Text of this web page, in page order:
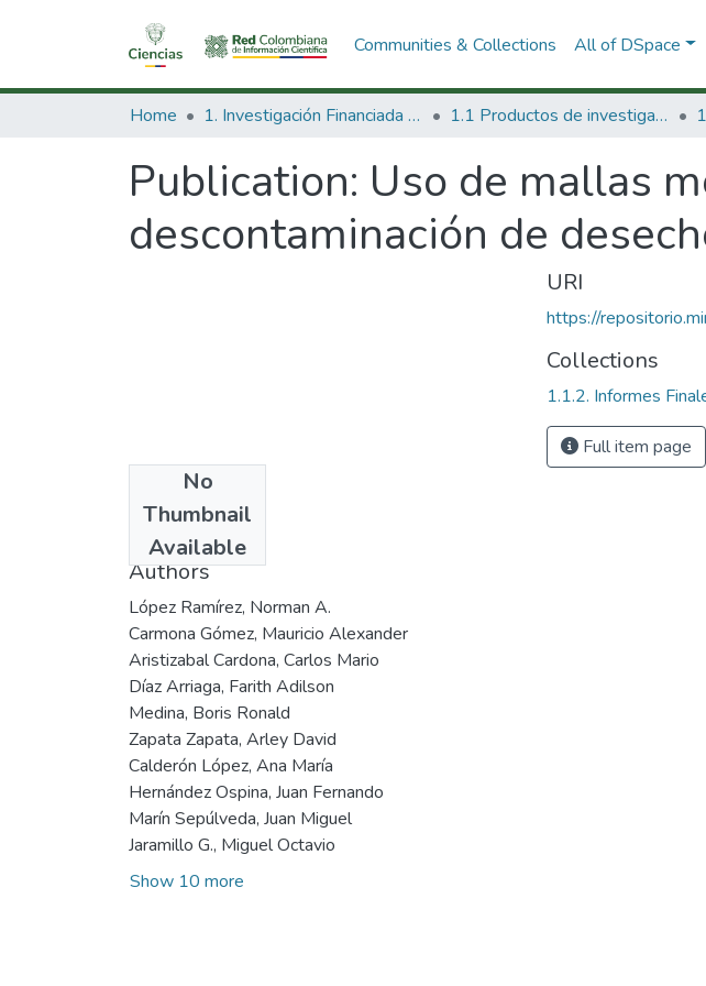
Communities & Collections All of DSpace
Home 1. Investigación Financiada con Recursos Públicos 1.1 Productos de investigación
Publication: Uso de mallas
descontaminación de
No
Thumbnail
Available
1999
Authors
López Ramírez, Norman A.
Carmona Gómez, Mauricio Alexander
Aristizabal Cardona, Carlos Mario
Díaz Arriaga, Farith Adilson
Medina, Boris Ronald
Zapata Zapata, Arley David
Calderón López, Ana María
Hernández Ospina, Juan Fernando
Marín Sepúlveda, Juan Miguel
Jaramillo G., Miguel Octavio
Show 10 more
URI
https://
Collections
1.1.2. Informes
Full item page